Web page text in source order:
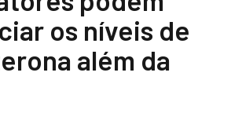
os níveis de
além da